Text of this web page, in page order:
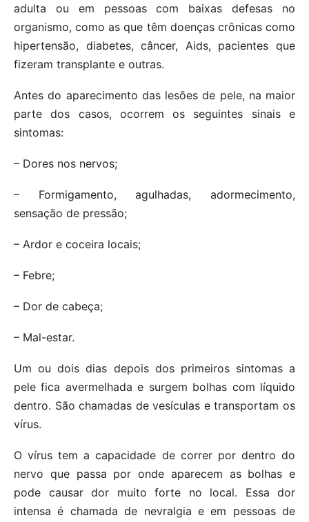
adulta ou em pessoas com baixas defesas no
organismo, como as que têm doenças crônicas como
hipertensão, diabetes, câncer, Aids, pacientes que
fizeram transplante e outras.
Antes do aparecimento das lesões de pele, na maior
parte dos casos, ocorrem os seguintes sinais e
sintomas:
– Dores nos nervos;
– Formigamento, agulhadas, adormecimento,
sensação de pressão;
– Ardor e coceira locais;
– Febre;
– Dor de cabeça;
– Mal-estar.
Um ou dois dias depois dos primeiros sintomas a
pele fica avermelhada e surgem bolhas com líquido
dentro. São chamadas de vesículas e transportam os
vírus.
O vírus tem a capacidade de correr por dentro do
nervo que passa por onde aparecem as bolhas e
pode causar dor muito forte no local. Essa dor
intensa é chamada de nevralgia e em pessoas de